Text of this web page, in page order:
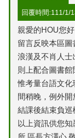
回覆時間:111/1/
親愛的HOU您好
留言反映本區
浪漢及不肖人
則上配合圖書館
惟考量台語文
間稍晚，例外
結課後結束負巡
以上資訊供您